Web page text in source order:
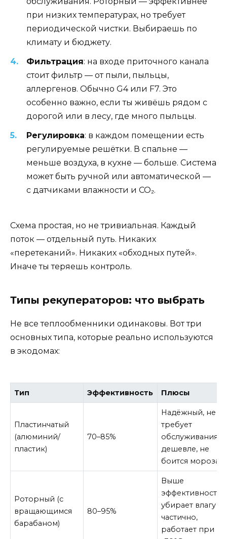
при низких температурах, но требует
периодической чистки. Выбираешь по
климату и бюджету.
Фильтрация: на входе приточного канала
стоит фильтр — от пыли, пыльцы,
аллергенов. Обычно G4 или F7. Это
особенно важно, если ты живёшь рядом с
дорогой или в лесу, где много пыльцы.
Регулировка: в каждом помещении есть
регулируемые решётки. В спальне —
меньше воздуха, в кухне — больше. Система
может быть ручной или автоматической —
с датчиками влажности и CO₂.
Схема простая, но не тривиальная. Каждый
поток — отдельный путь. Никаких
«перетеканий». Никаких «обходных путей».
Иначе ты теряешь контроль.
Типы рекуператоров: что выбрать
Не все теплообменники одинаковы. Вот три
основных типа, которые реально используются
в экодомах:
Тип Эффективность Плюсы
Пластинчатый
(алюминий/
пластик)
70–85%
Надёжный, не
требует
обслуживания,
дешевле, не
боится мороза
Роторный (с
вращающимся
барабаном)
80–95%
Выше
эффективность,
убирает влагу
частично,
работает при